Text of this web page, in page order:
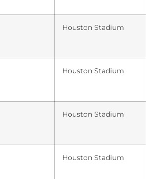
Houston Stadium
Houston Stadium
Houston Stadium
Houston Stadium